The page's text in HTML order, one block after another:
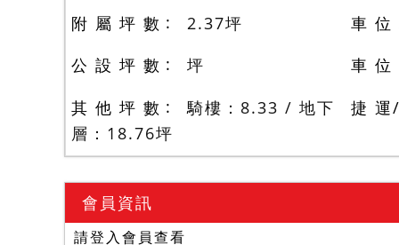
附 屬 坪 數
2.37坪
公 設 坪 數
坪
其 他 坪 數
騎樓：8.33 / 地下
層：18.76坪
車 位
車 位
捷 運
會員資訊
請登入會員查看